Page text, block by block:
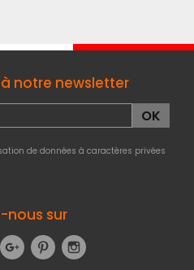
notre newsletter
de données à caractères privées
nous sur
YouTubeGoogle+Pinterest